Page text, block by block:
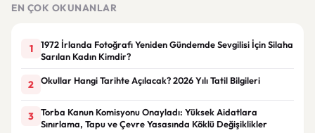
EN ÇOK OKUNANLAR
1
1972 İrlanda Fotoğrafı Yeniden Gündemde Sevgilisi İçin Silaha
Sarılan Kadın Kimdir?
2 Okullar Hangi Tarihte Açılacak? 2026 Yılı Tatil Bilgileri
3
Torba Kanun Komisyonu Onayladı: Yüksek Aidatlara
Sınırlama, Tapu ve Çevre Yasasında Köklü Değişiklikler